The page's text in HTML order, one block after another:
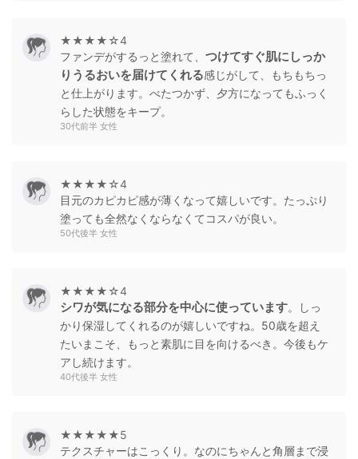
★★★★☆4
ファンデがするっと塗れて、 つけてすぐ肌にしっか
りうるおいを届けてくれる感じがして、もちもちっ
と仕上がります。べたつかず、夕方になってもふっく
らした状態をキープ。
30代前半 女性
★★★★☆4
目元のカピカピ感が薄くなって嬉しいです。たっぷり
塗っても全然なくならなくてコスパが良い。
50代後半 女性
★★★★☆4
シワが気になる部分を中心に使っています。しっ
かり保湿してくれるのが嬉しいですね。50歳を超え
たいまこそ、もっと素肌に目を向けるべき。今後もケ
アし続けます。
40代後半 女性
★★★★★5
テクスチャーはこっくり。なのにちゃんと角層まで浸